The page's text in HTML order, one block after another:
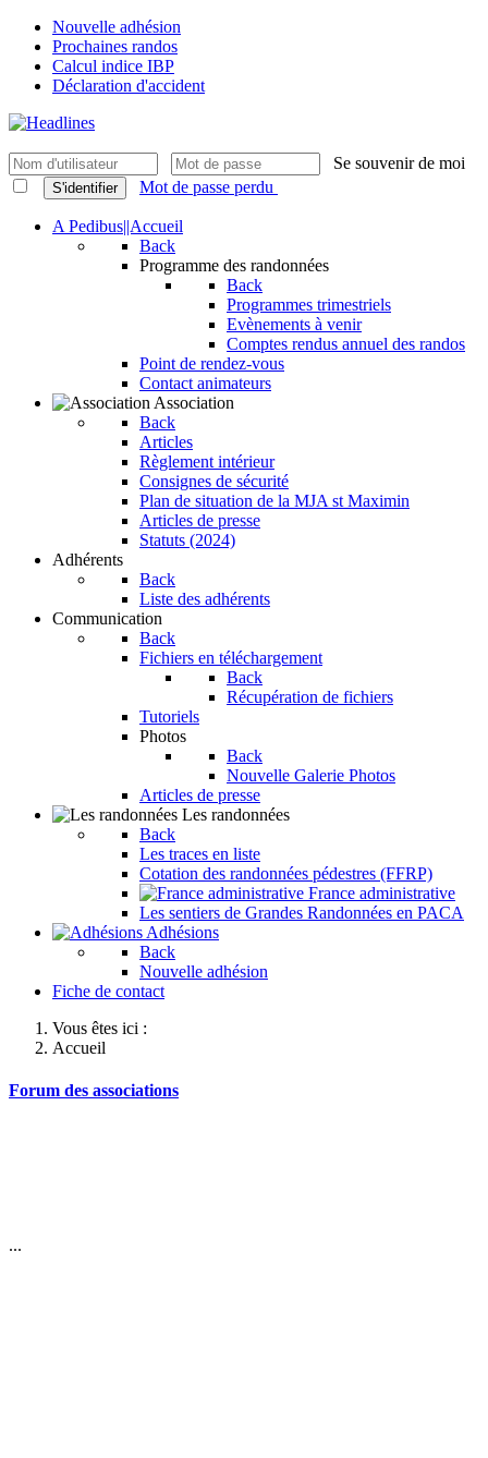
Nouvelle adhésion
Prochaines randos
Calcul indice IBP
Déclaration d'accident
Se souvenir de moi
S'identifier Mot de passe perdu
A Pedibus||Accueil
Back
Programme des randonnées
Back
Programmes trimestriels
Evènements à venir
Comptes rendus annuel des randos
Point de rendez-vous
Contact animateurs
Association
Back
Articles
Règlement intérieur
Consignes de sécurité
Plan de situation de la MJA st Maximin
Articles de presse
Statuts (2024)
Adhérents
Back
Liste des adhérents
Communication
Back
Fichiers en téléchargement
Back
Récupération de fichiers
Tutoriels
Photos
Back
Nouvelle Galerie Photos
Articles de presse
Les randonnées
Back
Les traces en liste
Cotation des randonnées pédestres (FFRP)
France administrative
Les sentiers de Grandes Randonnées en PACA
Adhésions
Back
Nouvelle adhésion
Fiche de contact
Vous êtes ici :
Accueil
Forum des associations
...